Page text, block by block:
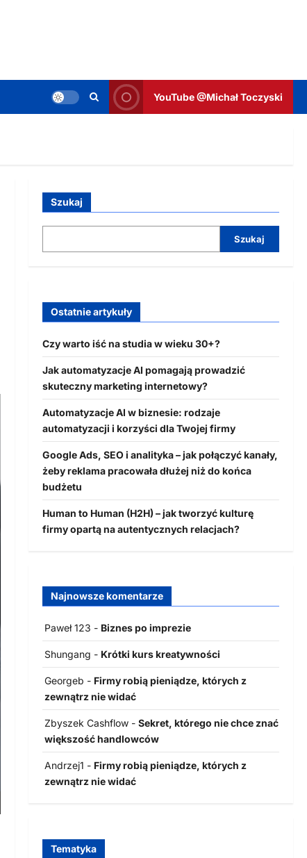
YouTube @Michał Toczyski
Szukaj
Szukaj
Ostatnie artykuły
Czy warto iść na studia w wieku 30+?
Jak automatyzacje AI pomagają prowadzić
skuteczny marketing internetowy?
Automatyzacje AI w biznesie: rodzaje
automatyzacji i korzyści dla Twojej firmy
Google Ads, SEO i analityka – jak połączyć kanały,
żeby reklama pracowała dłużej niż do końca
budżetu
Human to Human (H2H) – jak tworzyć kulturę
firmy opartą na autentycznych relacjach?
Najnowsze komentarze
Paweł 123 - Biznes po imprezie
Shungang - Krótki kurs kreatywności
Georgeb - Firmy robią pieniądze, których z
zewnątrz nie widać
Zbyszek Cashflow- Sekret, którego nie chce znać
większość handlowców
Andrzej1 - Firmy robią pieniądze, których z
zewnątrz nie widać
Tematyka